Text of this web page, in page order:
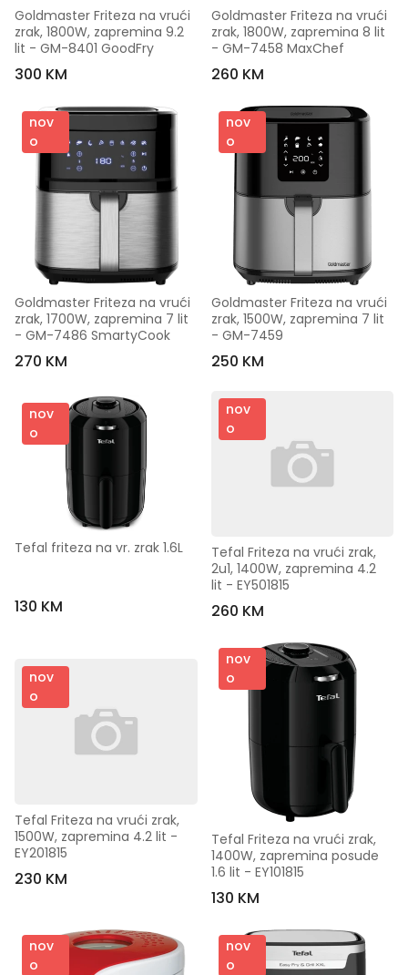
Goldmaster Friteza na vrući
zrak, 1800W, zapremina 9.2
lit - GM-8401 GoodFry
300 KM
Goldmaster Friteza na vrući
zrak, 1800W, zapremina 8 lit
- GM-7458 MaxChef
260 KM
nov
o
Goldmaster Friteza na vrući
zrak, 1700W, zapremina 7 lit
- GM-7486 SmartyCook
270 KM
nov
o
Goldmaster Friteza na vrući
zrak, 1500W, zapremina 7 lit
- GM-7459
250 KM
nov
o
Tefal friteza na vr. zrak 1.6L
130 KM
nov
o
Tefal Friteza na vrući zrak,
2u1, 1400W, zapremina 4.2
lit - EY501815
260 KM
nov
o
Tefal Friteza na vrući zrak,
1500W, zapremina 4.2 lit -
EY201815
230 KM
nov
o
Tefal Friteza na vrući zrak,
1400W, zapremina posude
1.6 lit - EY101815
130 KM
nov
o
nov
o